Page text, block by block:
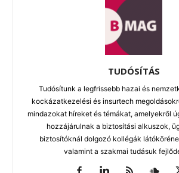
TUDÓSÍTÁS
Tudósítunk a legfrissebb hazai és
kockázatkezelési és insurtech
mindazokat híreket és témákat, amelyekről
hozzájárulnak a biztosítási alkuszok,
biztosítóknál dolgozó kollégák
valamint a szakmai tudásuk